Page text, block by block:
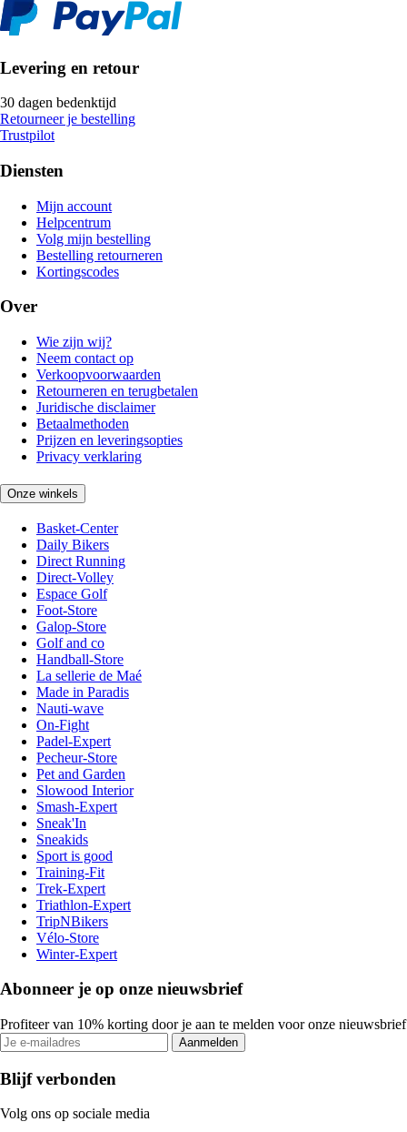
Levering en retour
30 dagen bedenktijd
Retourneer je bestelling
Trustpilot
Diensten
Mijn account
Helpcentrum
Volg mijn bestelling
Bestelling retourneren
Kortingscodes
Over
Wie zijn wij?
Neem contact op
Verkoopvoorwaarden
Retourneren en terugbetalen
Juridische disclaimer
Betaalmethoden
Prijzen en leveringsopties
Privacy verklaring
Onze winkels
Basket-Center
Daily Bikers
Direct Running
Direct-Volley
Espace Golf
Foot-Store
Galop-Store
Golf and co
Handball-Store
La sellerie de Maé
Made in Paradis
Nauti-wave
On-Fight
Padel-Expert
Pecheur-Store
Pet and Garden
Slowood Interior
Smash-Expert
Sneak'In
Sneakids
Sport is good
Training-Fit
Trek-Expert
Triathlon-Expert
TripNBikers
Vélo-Store
Winter-Expert
Abonneer je op onze nieuwsbrief
Profiteer van 10% korting door je aan te melden voor onze nieuwsbrief
Aanmelden
Blijf verbonden
Volg ons op sociale media